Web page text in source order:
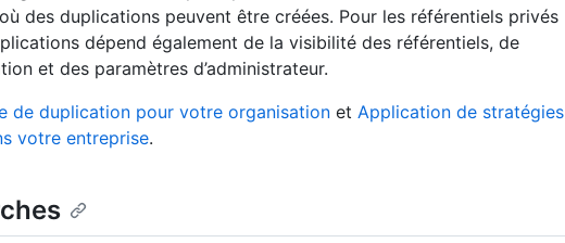
des duplications peuvent être créées. Pour les référentiels privés
dépend également de la visibilité des référentiels, de
et des paramètres d’administrateur.
de duplication pour votre organisation et Application de stratégies
votre entreprise.